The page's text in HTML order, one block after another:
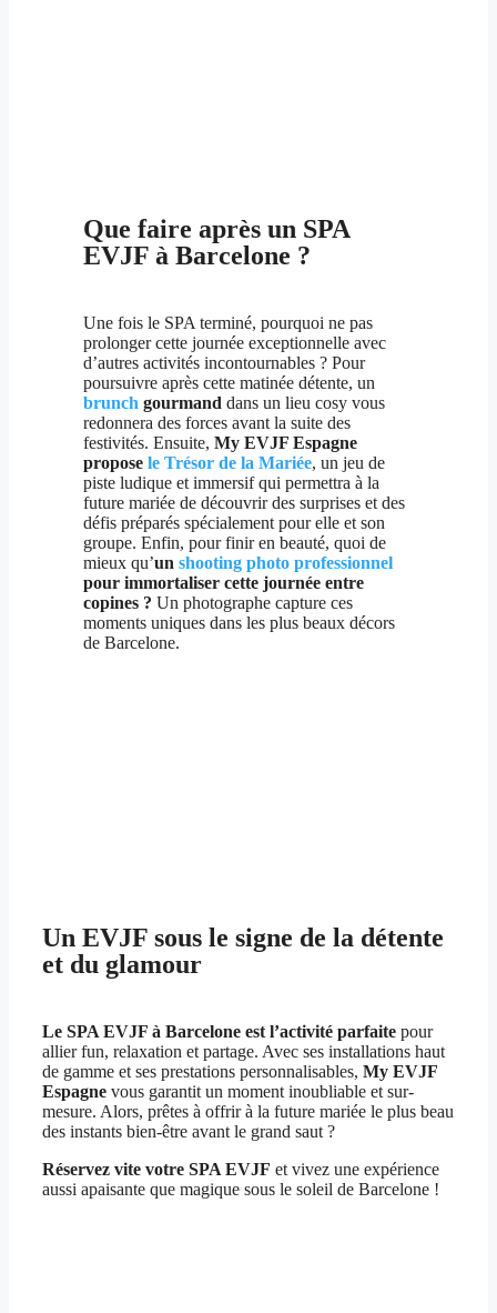
Que faire après un SPA
EVJF à Barcelone ?
Une fois le SPA terminé, pourquoi ne pas
prolonger cette journée exceptionnelle avec
d’autres activités incontournables ? Pour
poursuivre après cette matinée détente, un
brunch gourmanddans un lieu cosy vous
redonnera des forces avant la suite des
festivités. Ensuite,My EVJF Espagne
propose le Trésor de la Mariée, un jeu de
piste ludique et immersif qui permettra à la
future mariée de découvrir des surprises et des
défis préparés spécialement pour elle et son
groupe. Enfin, pour finir en beauté, quoi de
mieux qu’un shooting photo professionnel
pour immortaliser cette journée entre
copines ?Un photographe capture ces
moments uniques dans les plus beaux décors
de Barcelone.
Un EVJF sous le signe de la détente
et du glamour
Le SPA EVJF à Barcelone est l’activité parfaite pour
allier fun, relaxation et partage. Avec ses installations haut
de gamme et ses prestations personnalisables, My EVJF
Espagne vous garantit un moment inoubliable et sur-
mesure. Alors, prêtes à offrir à la future mariée le plus beau
des instants bien-être avant le grand saut ?
Réservez vite votre SPA EVJF et vivez une expérience
aussi apaisante que magique sous le soleil de Barcelone !